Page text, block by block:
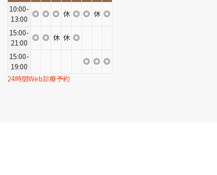
10:00-
13:00
◎ ◎ ◎ 休 ◎ ◎ 休 ◎
15:00-
21:00
◎ ◎ 休 休 ◎
15:00-
19:00
◎ ◎ ◎
24時間Web診療予約